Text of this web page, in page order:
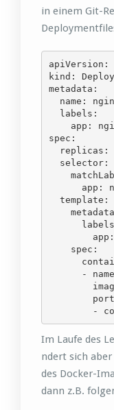
in einem Git-
apiVersion:
kind:
metadata:
spec:
Im Laufe des
ndert sich
des Docker-
dann z.B.